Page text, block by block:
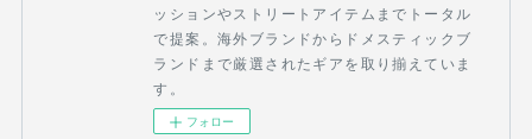
ッションやストリートアイテムまでトータル
で提案。海外ブランドからドメスティックブ
ランドまで厳選されたギアを取り揃えていま
す。
フォロー